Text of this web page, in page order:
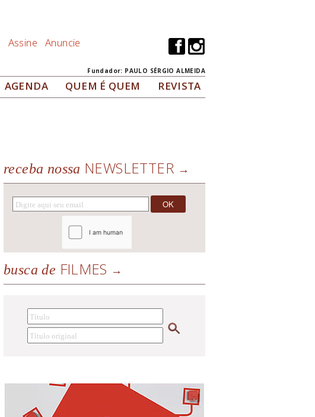
Assine Anuncie
Fundador: PAULO SÉRGIO ALMEIDA
AGENDA QUEM É QUEM REVISTA
receba nossa NEWSLETTER
busca de FILMES